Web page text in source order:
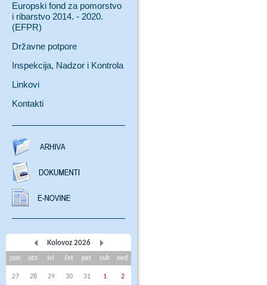
Europski fond za pomorstvo
i ribarstvo 2014. - 2020.
(EFPR)
Državne potpore
Inspekcija, Nadzor i Kontrola
Linkovi
Kontakti
Kolovoz 2026
pon uto sri čet pet sub ned
27 28 29 30 31 1
2